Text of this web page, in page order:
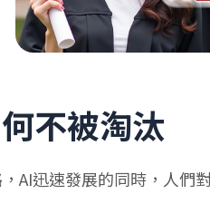
不被淘汰
AI迅速發展的同時，人